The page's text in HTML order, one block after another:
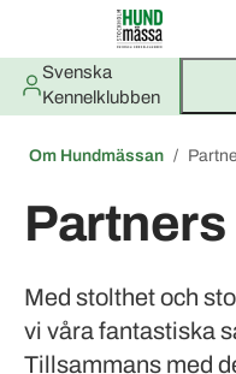
Svenska
Kennelklubben
Om Hundmässan
Partners
Med stolthet och
vi våra fantastiska
Tillsammans med